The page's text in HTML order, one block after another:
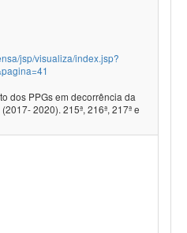
jsp/visualiza/index.jsp?
dos PPGs em decorrência da
2020). 215ª, 216ª, 217ª e